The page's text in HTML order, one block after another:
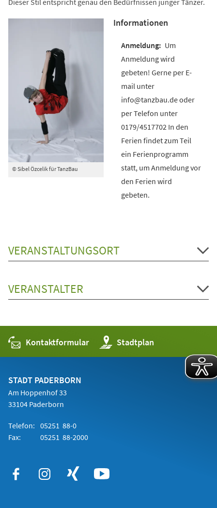
© Sibel Özcelik für TanzBau
Informationen
Um
Anmeldung wird
gebeten! Gerne per E-
mail unter
info@tanzbau.de oder
per Telefon unter
0179/4517702 In den
Ferien findet zum Teil
ein Ferienprogramm
statt, um Anmeldung vor
den Ferien wird
gebeten.
VERANSTALTUNGSORT
VERANSTALTER
Kontaktformular Stadtplan
(Öffnet
in
einem
STADT PADERBORN
Am Hoppenhof 33
33104 Paderborn
Telefon: 05251 88-0
Fax:
05251 88-2000